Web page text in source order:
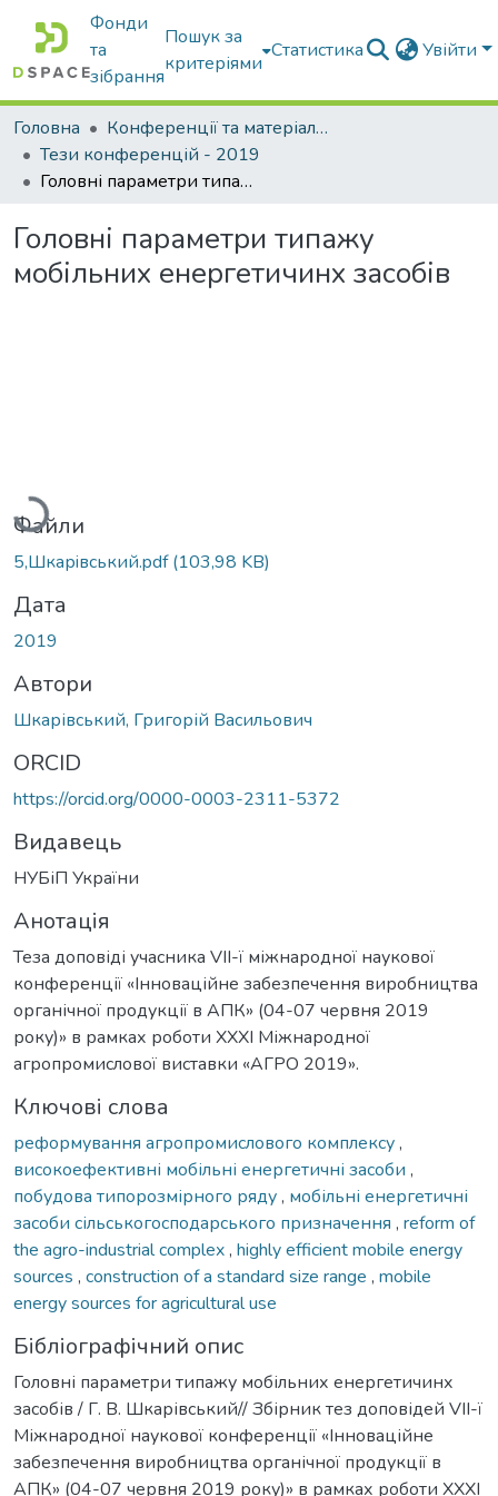
Фонди
та
зібрання
Пошук за
критеріями
Статистика Увійти
Головна
Конференції та матеріали конференцій
Тези конференцій - 2019
Головні параметри типажу мобільних енергетичинх засобів
Головні параметри типажу
мобільних енергетичинх засобів
Вантажиться...
Файли
5,Шкарiвський.pdf(103,98 KB)
Дата
2019
Автори
Шкарівський, Григорій Васильович
ORCID
https://orcid.org/0000-0003-2311-5372
Видавець
НУБіП України
Анотація
Теза доповіді учасника VІІ-ї міжнародної наукової
конференції «Інноваційне забезпечення виробництва
органічної продукції в АПК» (04-07 червня 2019
року)» в рамках роботи XXXI Міжнародної
агропромислової виставки «АГРО 2019».
Ключові слова
реформування агропромислового комплексу,
високоефективні мобільні енергетичні засоби ,
побудова типорозмірного ряду, мобільні енергетичні
засоби сільськогосподарського призначення , reform of
the agro-industrial complex, highly efficient mobile energy
sources , construction of a standard size range , mobile
energy sources for agricultural use
Бібліографічний опис
Головні параметри типажу мобільних енергетичинх
засобів / Г. В. Шкарівський// Збірник тез доповідей VІІ-ї
Міжнародної наукової конференції «Інноваційне
забезпечення виробництва органічної продукції в
АПК» (04-07 червня 2019 року)» в рамках роботи XXXI